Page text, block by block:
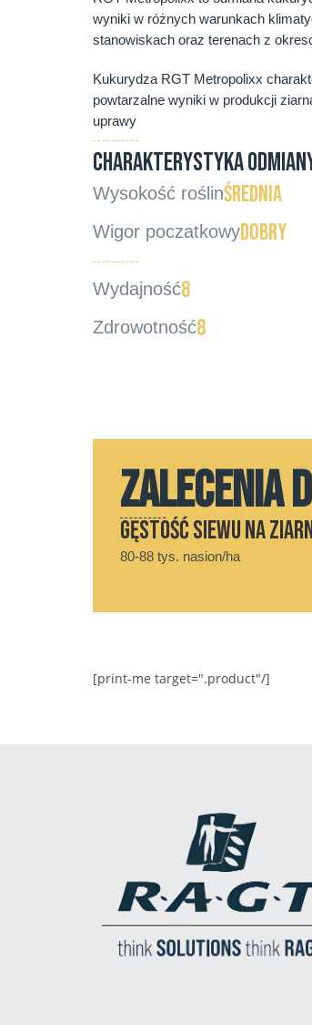
wyniki w różnych warunkach
stanowiskach oraz terenach z
Kukurydza RGT Metropolixx
powtarzalne wyniki w produkcji
uprawy
CHARAKTERYSTYKA
Wysokość roślinśrednia
Wigor poczatkowydobry
Wydajność8
Zdrowotność8
ZALECENIA
Gęstość siewu na
80-88 tys. nasion/ha
[print-me target=".product"/]